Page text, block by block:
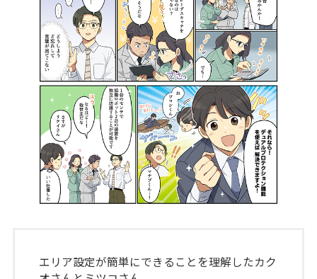
エリア設定が簡単にできることを理解したカク